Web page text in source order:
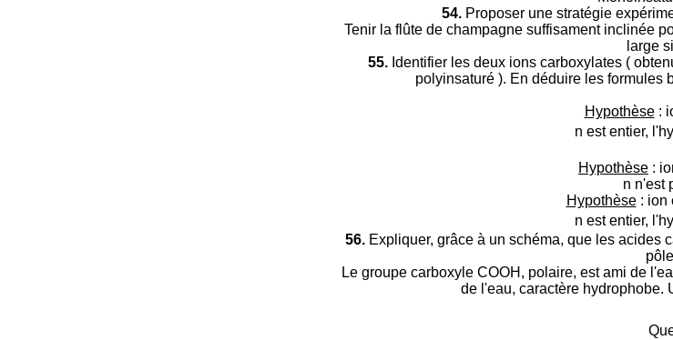
54.Proposer une stratégie
Tenir la flûte de champagne suffisament inclinée
large
55.Identifier les deux ions carboxylates (
polyinsaturé ). En déduire les formules
Hypothèse:
n est entier,
Hypothèse :
n n'est
Hypothèse: ion
n est entier,
56. Expliquer, grâce à un schéma, que les acides
Le groupe carboxyle COOH, polaire, est ami de
de l'eau, caractère hydrophobe.